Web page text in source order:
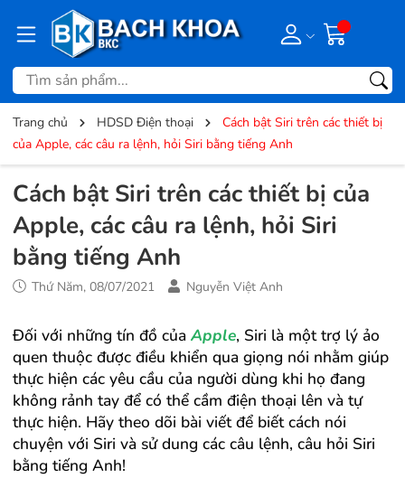
Trang chủ HDSD Điện thoại
Cách bật Siri trên các thiết bị
của Apple, các câu ra lệnh, hỏi Siri bằng tiếng Anh
Cách bật Siri trên các thiết bị của
Apple, các câu ra lệnh, hỏi Siri
bằng tiếng Anh
Thứ Năm, 08/07/2021 Nguyễn Việt Anh
Đối với những tín đồ của Apple, Siri là một trợ lý ảo
quen thuộc được điều khiển qua giọng nói nhằm giúp
thực hiện các yêu cầu của người dùng khi họ đang
không rảnh tay để có thể cầm điện thoại lên và tự
thực hiện. Hãy theo dõi bài viết để biết cách nói
chuyện với Siri và sử dung các câu lệnh, câu hỏi Siri
bằng tiếng Anh!